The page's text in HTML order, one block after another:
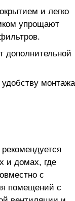
и легко
упрощают
дополнительной
монтажа
и домах, где
с
помещений с